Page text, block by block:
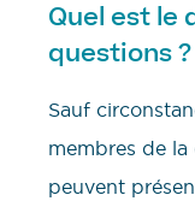
Quel est le
questions ?
Sauf
membres de
peuvent